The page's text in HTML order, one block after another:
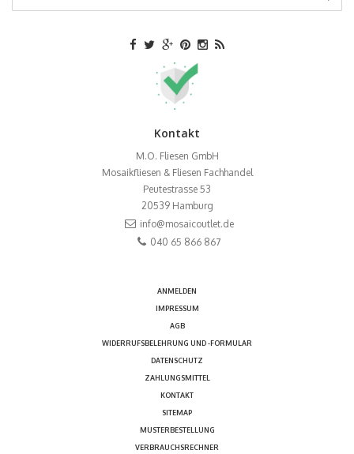
Kontakt
M.O. Fliesen GmbH
Mosaikfliesen & Fliesen Fachhandel
Peutestrasse 53
20539 Hamburg
info@mosaicoutlet.de
040 65 866 867
ANMELDEN
IMPRESSUM
AGB
WIDERRUFSBELEHRUNG UND -FORMULAR
DATENSCHUTZ
ZAHLUNGSMITTEL
KONTAKT
SITEMAP
MUSTERBESTELLUNG
VERBRAUCHSRECHNER